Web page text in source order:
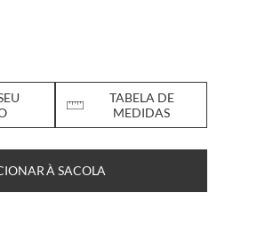
TABELA DE
MEDIDAS
À SACOLA